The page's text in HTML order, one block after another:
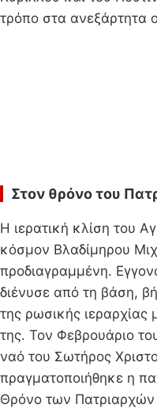
τρόπο στα ανεξάρτητα
Στον θρόνο του
Η ιερατική κλίση του
κόσμον Βλαδίμηρου
προδιαγραμμένη.
διένυσε από τη βάση,
της ρωσικής ιεραρχίας
της. Τον Φεβρουάριο
ναό του Σωτήρος
πραγματοποιήθηκε η
Θρόνο των